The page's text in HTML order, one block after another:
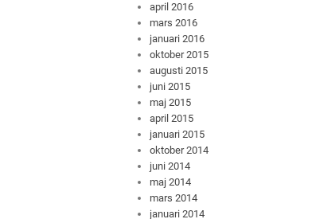
april 2016
mars 2016
januari 2016
oktober 2015
augusti 2015
juni 2015
maj 2015
april 2015
januari 2015
oktober 2014
juni 2014
maj 2014
mars 2014
januari 2014